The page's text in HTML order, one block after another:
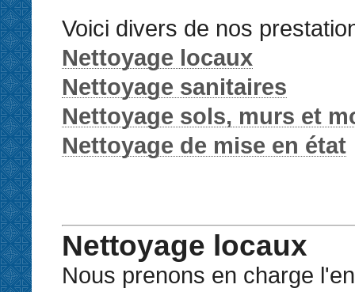
Voici divers de nos
Nettoyage locaux
Nettoyage sanitaires
Nettoyage sols, murs et
Nettoyage de mise en état
Nettoyage locaux
Nous prenons en charge